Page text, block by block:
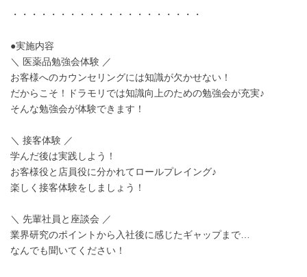
・・・・・・・・・・・・・・・・・・・・
●実施内容
＼ 医薬品勉強会体験 ／
お客様へのカウンセリングには知識が欠かせない！
だからこそ！ドラモリでは知識向上のための勉強会が充実♪
そんな勉強会が体験できます！
＼ 接客体験 ／
学んだ後は実践しよう！
お客様役と店員役に分かれてロールプレイング♪
楽しく接客体験をしましょう！
＼ 先輩社員と座談会 ／
業界研究のポイントから入社後に感じたギャップまで…
なんでも聞いてください！